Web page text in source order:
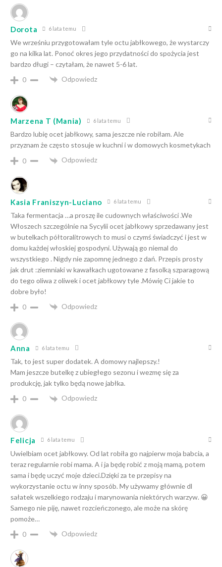
Dorota 6 lata temu
We wrześniu przygotowałam tyle octu jabłkowego, że wystarczy
go na kilka lat. Ponoć okres jego przydatności do spożycia jest
bardzo długi – czytałam, że nawet 5-6 lat.
0
Odpowiedz
Marzena T (Mania) 6 lata temu
Bardzo lubię ocet jabłkowy, sama jeszcze nie robiłam. Ale
przyznam że często stosuje w kuchni i w domowych kosmetykach
0
Odpowiedz
Kasia Franiszyn-Luciano 6 lata temu
Taka fermentacja …a proszę ile cudownych właściwości .We
Włoszech szczególnie na Sycylii ocet jabłkowy sprzedawany jest
w butelkach półtoralitrowych to musi o czymś świadczyć i jest w
domu każdej włoskiej gospodyni. Używają go niemal do
wszystkiego . Nigdy nie zapomnę jednego z dań. Przepis prosty
jak drut :ziemniaki w kawałkach ugotowane z fasolką szparagową
do tego oliwa z oliwek i ocet jabłkowy tyle .Mówię Ci jakie to
dobre było!
0
Odpowiedz
Anna 6 lata temu
Tak, to jest super dodatek. A domowy najlepszy.!
Mam jeszcze butelkę z ubiegłego sezonu i wezmę się za
produkcję, jak tylko będą nowe jabłka.
0
Odpowiedz
Felicja 6 lata temu
Uwielbiam ocet jabłkowy. Od lat robiła go najpierw moja babcia, a
teraz regularnie robi mama. A i ja będę robić z moją mamą, potem
sama i będę uczyć moje dzieci.Dzięki za te przepisy na
wykorzystanie octu w inny sposób. My używamy głównie dl
sałatek wszelkiego rodzaju i marynowania niektórych warzyw. 😀
Samego nie piję, nawet rozcieńczonego, ale może na skórę
pomoże…
0
Odpowiedz